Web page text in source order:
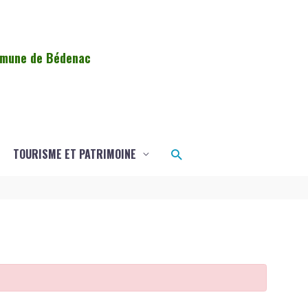
de Bédenac
TOURISME ET PATRIMOINE Rechercher